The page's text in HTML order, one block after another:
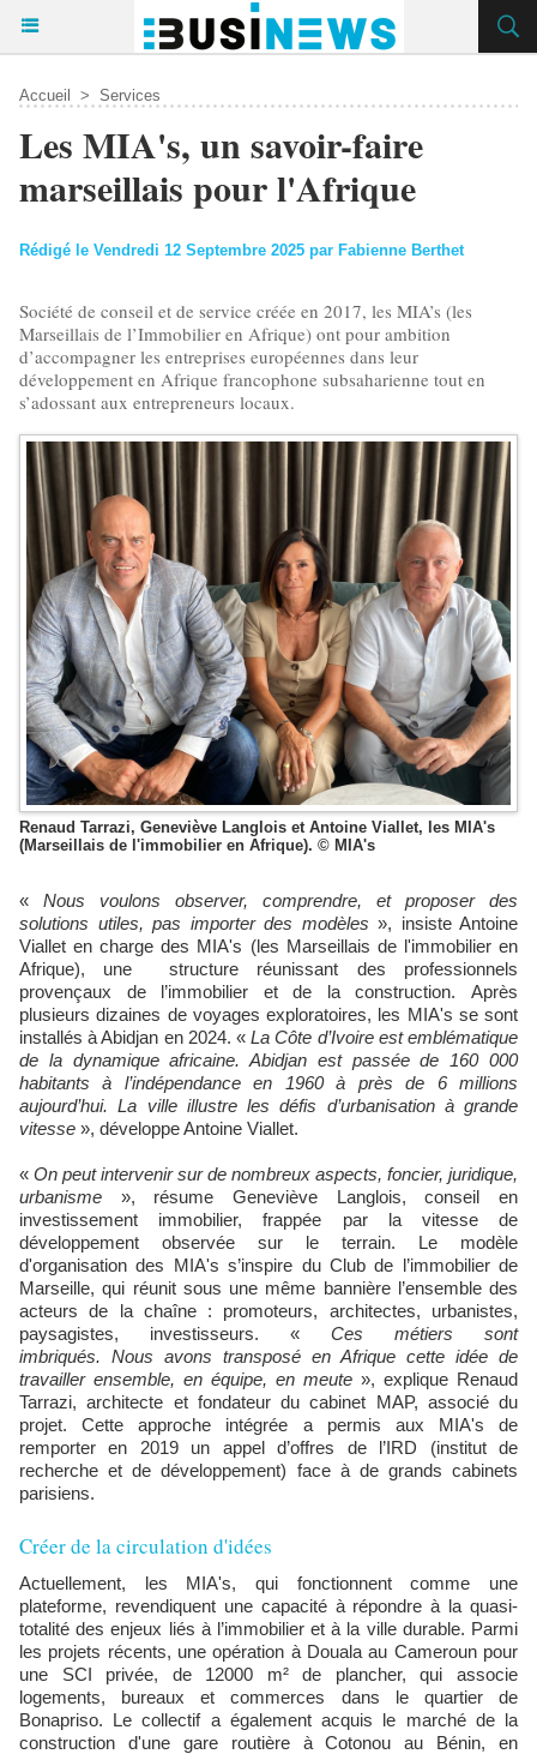
Accueil > Services
Les MIA's, un savoir-faire
marseillais pour l'Afrique
Rédigé le Vendredi 12 Septembre 2025 par Fabienne Berthet
Société de conseil et de service créée en 2017, les MIA’s (les
Marseillais de l’Immobilier en Afrique) ont pour ambition
d’accompagner les entreprises européennes dans leur
développement en Afrique francophone subsaharienne tout en
s’adossant aux entrepreneurs locaux.
Renaud Tarrazi, Geneviève Langlois et Antoine Viallet, les MIA's
(Marseillais de l'immobilier en Afrique). © MIA's
« Nous voulons observer, comprendre, et proposer des
solutions utiles, pas importer des modèles », insiste Antoine
Viallet en charge des MIA's (les Marseillais de l'immobilier en
Afrique), une structure réunissant des professionnels
provençaux de l’immobilier et de la construction. Après
plusieurs dizaines de voyages exploratoires, les MIA's se sont
installés à Abidjan en 2024. «La Côte d’Ivoire est emblématique
de la dynamique africaine. Abidjan est passée de 160 000
habitants à l’indépendance en 1960 à près de 6 millions
aujourd’hui. La ville illustre les défis d’urbanisation à grande
vitesse », développe Antoine Viallet.
« On peut intervenir sur de nombreux aspects, foncier, juridique,
urbanisme », résume Geneviève Langlois, conseil en
investissement immobilier, frappée par la vitesse de
développement observée sur le terrain. Le modèle
d'organisation des MIA's s’inspire du Club de l’immobilier de
Marseille, qui réunit sous une même bannière l’ensemble des
acteurs de la chaîne : promoteurs, architectes, urbanistes,
paysagistes, investisseurs. « Ces métiers sont
imbriqués. Nous avons transposé en Afrique cette idée de
travailler ensemble, en équipe, en meute », explique Renaud
Tarrazi, architecte et fondateur du cabinet MAP, associé du
projet. Cette approche intégrée a permis aux MIA's de
remporter en 2019 un appel d’offres de l’IRD (institut de
recherche et de développement) face à de grands cabinets
parisiens.
Créer de la circulation d'idées
Actuellement, les MIA's, qui fonctionnent comme une
plateforme, revendiquent une capacité à répondre à la quasi-
totalité des enjeux liés à l’immobilier et à la ville durable. Parmi
les projets récents, une opération à Douala au Cameroun pour
une SCI privée, de 12000 m² de plancher, qui associe
logements, bureaux et commerces dans le quartier de
Bonapriso. Le collectif a également acquis le marché de la
construction d'une gare routière à Cotonou au Bénin, en